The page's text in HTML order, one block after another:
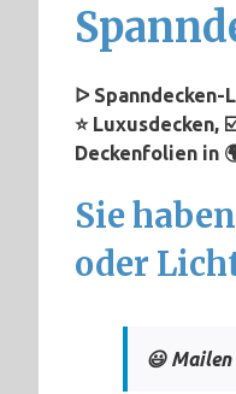
ᐅ Spanndecken-
⭐ Luxusdecken,
Deckenfolien in
Sie
oder
😃 Mailen